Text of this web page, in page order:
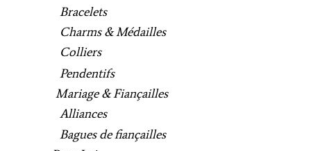
Bracelets
Charms & Médailles
Colliers
Pendentifs
Mariage & Fiançailles
Alliances
Bagues de fiançailles